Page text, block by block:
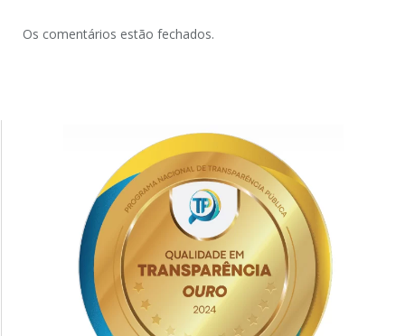
Os comentários estão fechados.